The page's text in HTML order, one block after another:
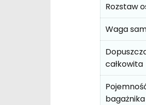
Rozstaw
Waga
całkowita
bagażnika